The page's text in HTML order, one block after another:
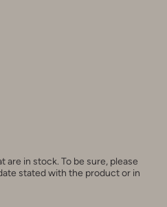
are in stock. To be sure, please
stated with the product or in